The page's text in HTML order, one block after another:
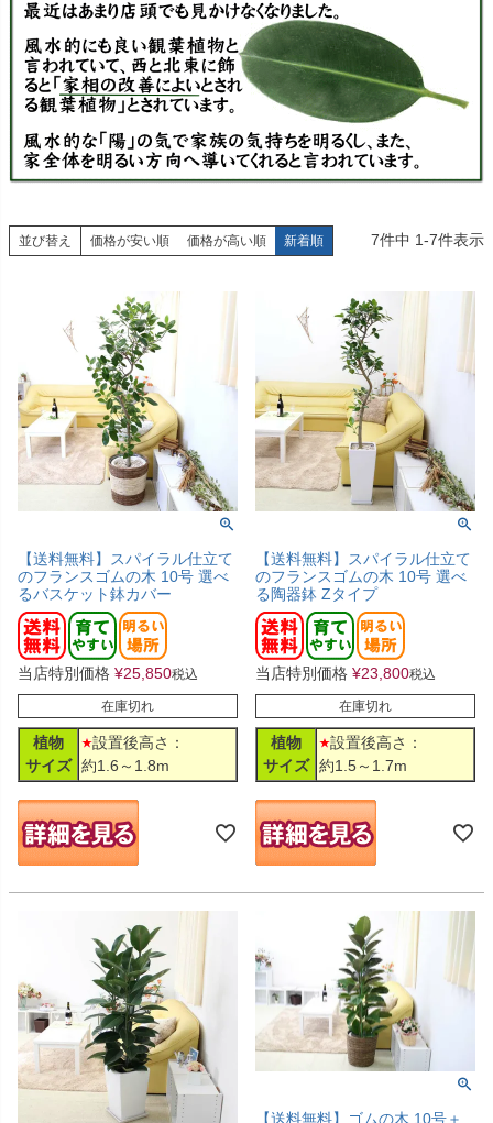
並び替え 価格が安い順 価格が高い順 新着順 7件中 1-7件表示
【送料無料】スパイラル仕立て
のフランスゴムの木 10号 選べ
るバスケット鉢カバー
当店特別価格 ¥25,850税込
在庫切れ
植物
サイズ
設置後高さ：
約1.6～1.8m
【送料無料】スパイラル仕立て
のフランスゴムの木 10号 選べ
る陶器鉢 Zタイプ
当店特別価格 ¥23,800税込
在庫切れ
植物
サイズ
設置後高さ：
約1.5～1.7m
【送料無料】ゴムの木 10号＋